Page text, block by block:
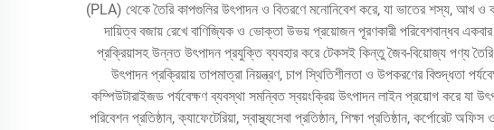
(PLA) থেকে তৈরি কাপগুলির উৎপাদন ও বিতরণে মনোনিবেশ করে, যা ভাতের শস্য, আখ ও
দায়িত্ব বজায় রেখে বাণিজ্যিক ও ভোক্তা উভয় প্রয়োজন পূরণকারী পরিবেশবান্ধব
প্রক্রিয়াসহ উন্নত উৎপাদন প্রযুক্তি ব্যবহার করে টেকসই কিন্তু জৈব-বিয়োজ্য পণ্য
উৎপাদন প্রক্রিয়ায় তাপমাত্রা নিয়ন্ত্রণ, চাপ স্থিতিশীলতা ও উপকরণের বিশুদ্ধতা
কম্পিউটারাইজড পর্যবেক্ষণ ব্যবস্থা সমন্বিত স্বয়ংক্রিয় উৎপাদন লাইন প্রয়োগ করে যা
পরিবেশন প্রতিষ্ঠান, ক্যাফেটেরিয়া, স্বাস্থ্যসেবা প্রতিষ্ঠান, শিক্ষা প্রতিষ্ঠান,